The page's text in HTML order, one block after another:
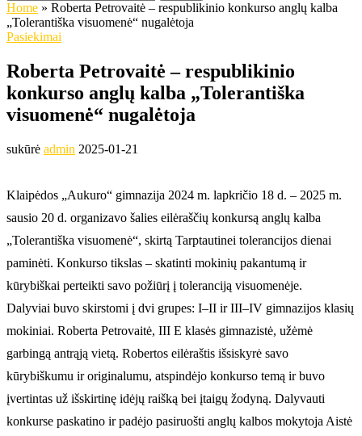
Home » Roberta Petrovaitė – respublikinio konkurso anglų kalba
„Tolerantiška visuomenė“ nugalėtoja
Pasiekimai
Roberta Petrovaitė – respublikinio
konkurso anglų kalba „Tolerantiška
visuomenė“ nugalėtoja
sukūrė admin 2025-01-21
Klaipėdos „Aukuro“ gimnazija 2024 m. lapkričio 18 d. – 2025 m.
sausio 20 d. organizavo šalies eilėraščių konkursą anglų kalba
„Tolerantiška visuomenė“, skirtą Tarptautinei tolerancijos dienai
paminėti. Konkurso tikslas – skatinti mokinių pakantumą ir
kūrybiškai perteikti savo požiūrį į toleranciją visuomenėje.
Dalyviai buvo skirstomi į dvi grupes: I–II ir III–IV gimnazijos klasių
mokiniai. Roberta Petrovaitė, III E klasės gimnazistė, užėmė
garbingą antrąją vietą. Robertos eilėraštis išsiskyrė savo
kūrybiškumu ir originalumu, atspindėjo konkurso temą ir buvo
įvertintas už išskirtinę idėjų raišką bei įtaigų žodyną. Dalyvauti
konkurse paskatino ir padėjo pasiruošti anglų kalbos mokytoja Aistė